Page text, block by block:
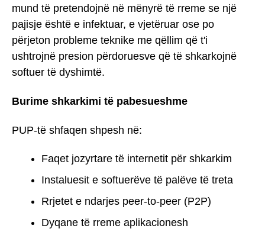
mund të pretendojnë në mënyrë të rreme se një
pajisje është e infektuar, e vjetëruar ose po
përjeton probleme teknike me qëllim që t'i
ushtrojnë presion përdoruesve që të shkarkojnë
softuer të dyshimtë.
Burime shkarkimi të pabesueshme
PUP-të shfaqen shpesh në:
Faqet jozyrtare të internetit për shkarkim
Instaluesit e softuerëve të palëve të treta
Rrjetet e ndarjes peer-to-peer (P2P)
Dyqane të rreme aplikacionesh